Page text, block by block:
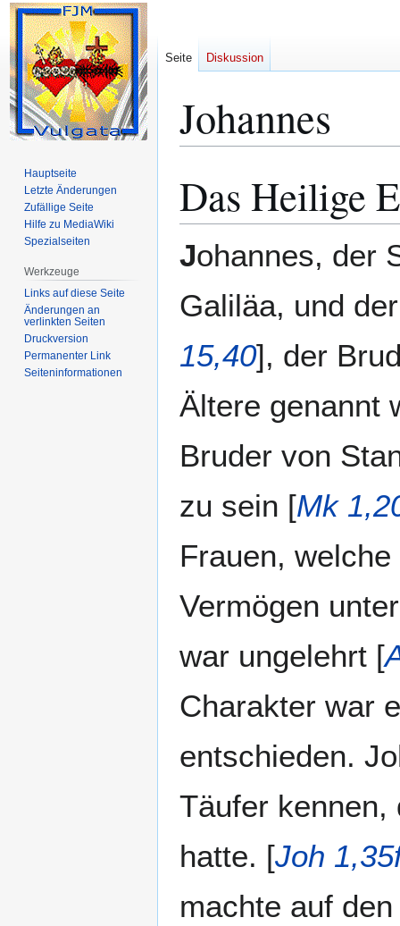
Johannes
Navigation
Suche
Das Heilige
Johannes, der
Galiläa, und
15,40], der
Ältere genannt
Bruder von
zu sein [Mk
Frauen,
Vermögen
war ungelehrt [
Charakter war
entschieden.
Täufer
hatte. [Joh
machte auf
Seite Diskussion
Hauptseite
Letzte Änderungen
Zufällige Seite
Hilfe zu MediaWiki
Spezialseiten
Werkzeuge
Links auf diese Seite
Änderungen an
verlinkten Seiten
Druckversion
Permanenter Link
Seiten­­informationen